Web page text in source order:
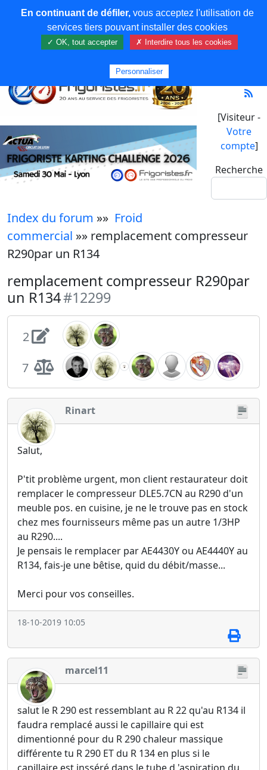
[Visiteur -
Votre
compte]
Recherche
Index du forum »» Froid
commercial »» remplacement compresseur
R290par un R134
remplacement compresseur R290par
un R134#12299
2
7
Rinart
Salut,
P'tit problème urgent, mon client restaurateur doit
remplacer le compresseur DLE5.7CN au R290 d'un
meuble pos. en cuisine, je ne le trouve pas en stock
chez mes fournisseurs même pas un autre 1/3HP
au R290....
Je pensais le remplacer par AE4430Y ou AE4440Y au
R134, fais-je une bêtise, quid du débit/masse...
Merci pour vos conseilles.
18-10-2019 10:05
marcel11
salut le R 290 est ressemblant au R 22 qu'au R134 il
faudra remplacé aussi le capillaire qui est
dimentionné pour du R 290 chaleur massique
différente tu R 290 ET du R 134 en plus si le
En continuant de défiler,vous acceptez l'utilisation de
services tiers pouvant installer des cookies
✓ OK, tout accepter ✗ Interdire tous les cookies
Personnaliser